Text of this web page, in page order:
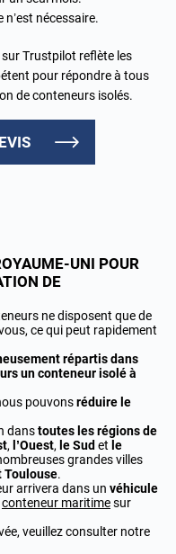
nécessaire.
Trustpilot reflète les
pour répondre à tous
de conteneurs isolés.
UNI POUR
DE
ne disposent que de
ce qui peut rapidement
répartis dans
un conteneur isolé à
pouvonsréduire le
danstoutes les régions de
, l’Ouest, le Sud et le
grandes villes
Toulouse.
arrivera dans un véhicule
conteneur maritimesur
veuillez consulter notre